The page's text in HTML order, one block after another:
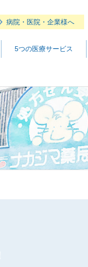
5つの医療サービス
病院・医院・企業様へ